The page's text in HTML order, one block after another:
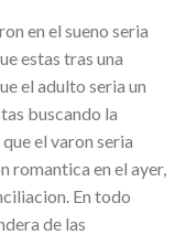
en el sueno seri­a
estas tras una
el adulto seri­a un
buscando la
el varon seri­a
romantica en el ayer,
En todo
de las